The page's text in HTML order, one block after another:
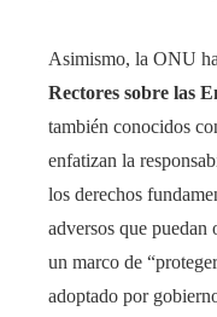
Asimismo, la ONU
Rectores sobre las
también conocidos
enfatizan la
los derechos
adversos que puedan
un marco de
adoptado por